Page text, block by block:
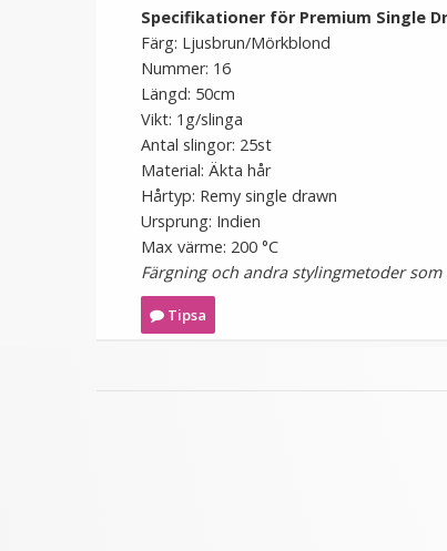
Specifikationer för Premium Single
Färg: Ljusbrun/Mörkblond
Nummer: 16
Längd: 50cm
Vikt: 1g/slinga
Antal slingor: 25st
Material: Äkta hår
Hårtyp: Remy single drawn
Ursprung: Indien
Max värme: 200 °C
Färgning och andra stylingmetoder
Tipsa